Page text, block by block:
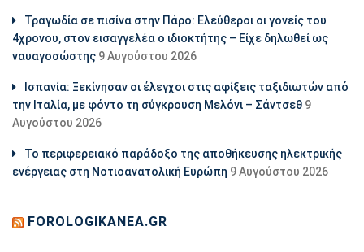
Τραγωδία σε πισίνα στην Πάρο: Ελεύθεροι οι γονείς του
4χρονου, στον εισαγγελέα ο ιδιοκτήτης – Είχε δηλωθεί ως
ναυαγοσώστης 9 Αυγούστου 2026
Ισπανία: Ξεκίνησαν οι έλεγχοι στις αφίξεις ταξιδιωτών από
την Ιταλία, με φόντο τη σύγκρουση Μελόνι – Σάντσεθ 9
Αυγούστου 2026
Το περιφερειακό παράδοξο της αποθήκευσης ηλεκτρικής
ενέργειας στη Νοτιοανατολική Ευρώπη 9 Αυγούστου 2026
FOROLOGIKANEA.GR